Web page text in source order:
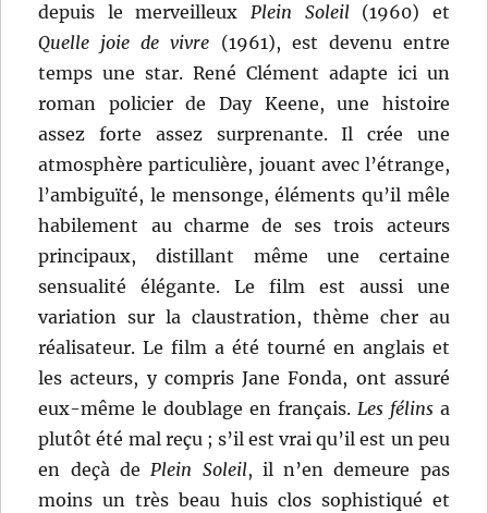
depuis le merveilleux Plein Soleil(1960) et
Quelle joie de vivre (1961), est devenu entre
temps une star. René Clément adapte ici un
roman policier de Day Keene, une histoire
assez forte assez surprenante. Il crée une
atmosphère particulière, jouant avec l’étrange,
l’ambiguïté, le mensonge, éléments qu’il mêle
habilement au charme de ses trois acteurs
principaux, distillant même une certaine
sensualité élégante. Le film est aussi une
variation sur la claustration, thème cher au
réalisateur. Le film a été tourné en anglais et
les acteurs, y compris Jane Fonda, ont assuré
eux-même le doublage en français. Les félinsa
plutôt été mal reçu ; s’il est vrai qu’il est un peu
en deçà dePlein Soleil, il n’en demeure pas
moins un très beau huis clos sophistiqué et